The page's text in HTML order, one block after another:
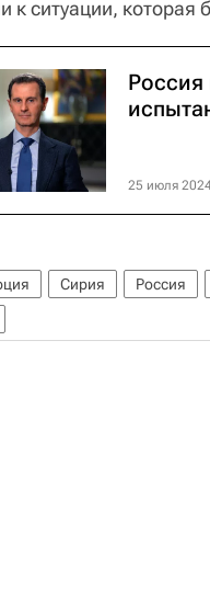
к ситуации, которая
25 июля
Сирия Россия